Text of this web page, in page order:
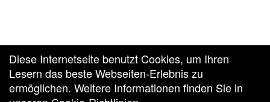
Diese Internetseite benutzt Cookies, um Ihren
Lesern das beste Webseiten-Erlebnis zu
ermöglichen. Weitere Informationen finden Sie in